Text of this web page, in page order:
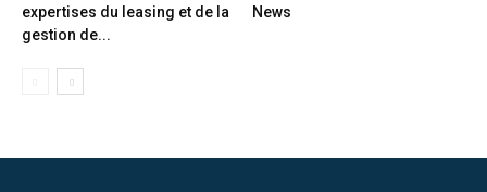
expertises du leasing et de la
gestion de...
News